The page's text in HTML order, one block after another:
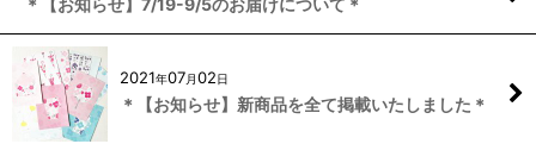
＊【お知らせ】7/19-9/5のお届けについて＊
2021年07月02日
＊【お知らせ】新商品を全て掲載いたしました＊